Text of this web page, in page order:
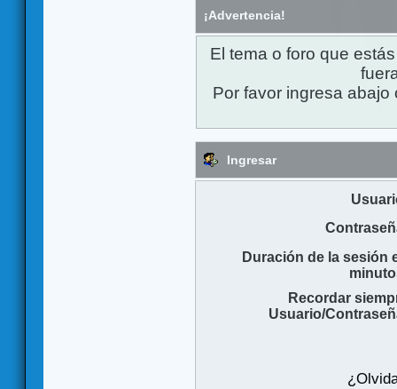
¡Advertencia!
El tema o foro que
Por favor ingresa
Ingresar
Duración de la sesión
Recordar
Usuario/